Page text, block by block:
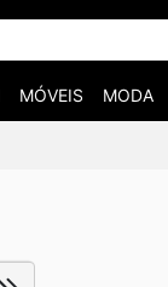
MÓVEIS MODA